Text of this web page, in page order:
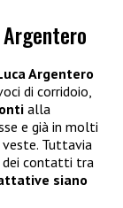
Argentero
di corridoio,
alla
e già in molti
Tuttavia
dei contatti tra
siano